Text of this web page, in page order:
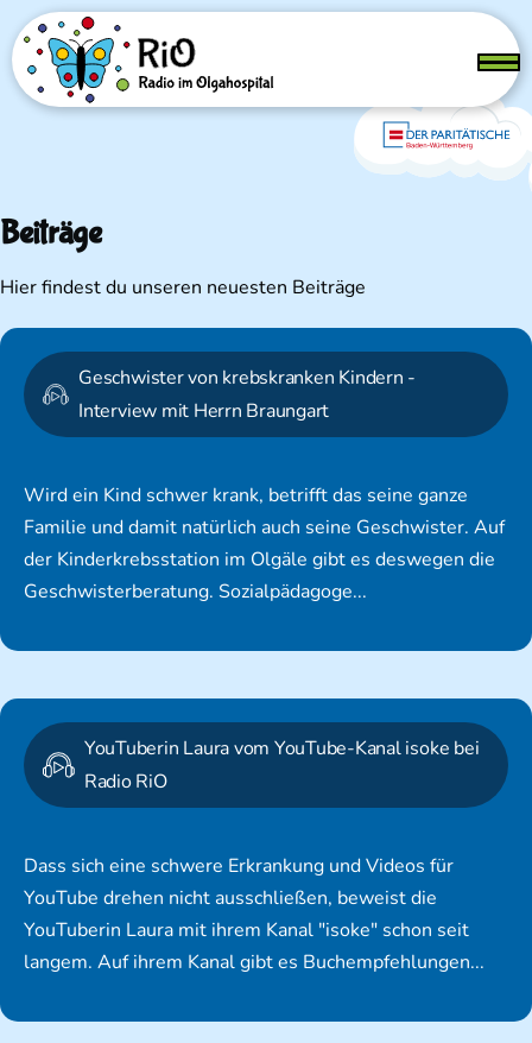
Direkt zum Inhalt
Menü
Beiträge
Hier findest du unseren neuesten Beiträge
Geschwister von krebskranken Kindern -
Interview mit Herrn Braungart
Wird ein Kind schwer krank, betrifft das seine ganze
Familie und damit natürlich auch seine Geschwister. Auf
der Kinderkrebsstation im Olgäle gibt es deswegen die
Geschwisterberatung. Sozialpädagoge...
YouTuberin Laura vom YouTube-Kanal isoke bei
Radio RiO
Dass sich eine schwere Erkrankung und Videos für
YouTube drehen nicht ausschließen, beweist die
YouTuberin Laura mit ihrem Kanal "isoke" schon seit
langem. Auf ihrem Kanal gibt es Buchempfehlungen...